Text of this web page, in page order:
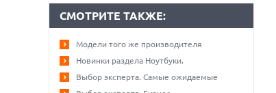
СМОТРИТЕ ТАКЖЕ:
Модели того же производителя
Новинки раздела Ноутбуки.
Выбор эксперта. Самые ожидаемые